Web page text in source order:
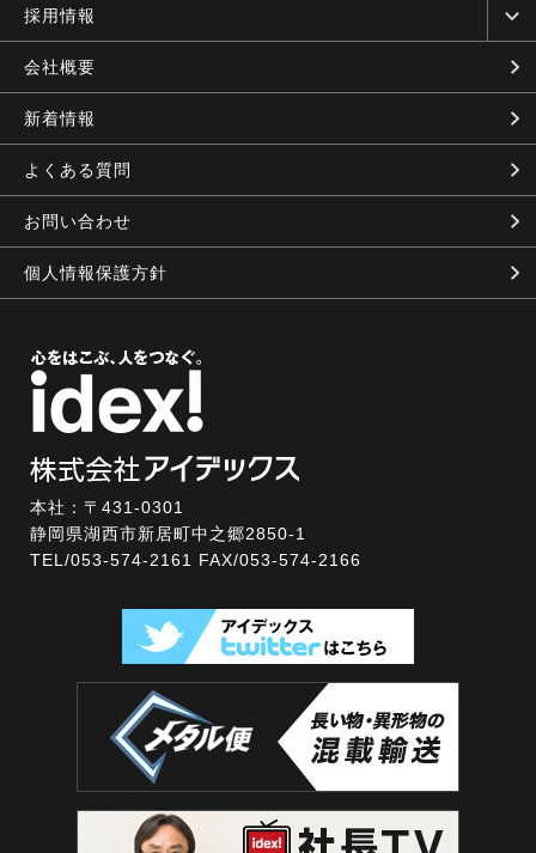
採用情報
会社概要
新着情報
よくある質問
お問い合わせ
個人情報保護方針
本社：〒431-0301
静岡県湖西市新居町中之郷2850-1
TEL/053-574-2161 FAX/053-574-2166